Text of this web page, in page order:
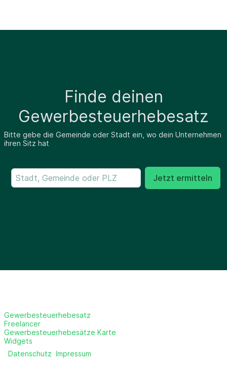
Finde deinen
Gewerbesteuerhebesatz
Bitte gebe die Gemeinde oder Stadt ein, wo dein Unternehmen
ihren Sitz hat
Jetzt ermitteln
Gewerbesteuerhebesatz
Freelancer
Gewerbesteuerhebesätze Karte
Widgets
Datenschutz Impressum